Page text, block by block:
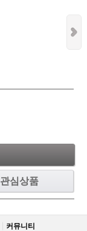
관심상품
커뮤니티